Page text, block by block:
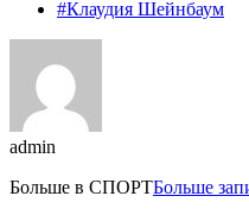
#Клаудия Шейнбаум
admin
Больше в СПОРТБольше